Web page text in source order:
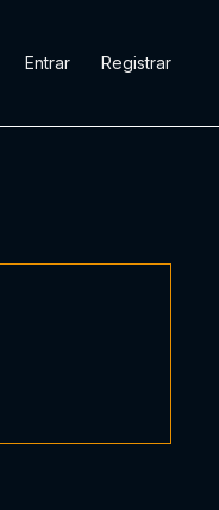
Entrar Registrar